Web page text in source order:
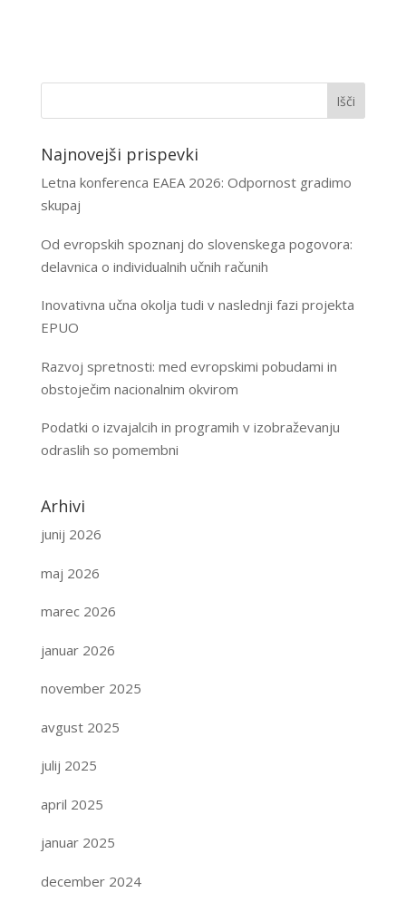
Najnovejši prispevki
Letna konferenca EAEA 2026: Odpornost gradimo
skupaj
Od evropskih spoznanj do slovenskega pogovora:
delavnica o individualnih učnih računih
Inovativna učna okolja tudi v naslednji fazi projekta
EPUO
Razvoj spretnosti: med evropskimi pobudami in
obstoječim nacionalnim okvirom
Podatki o izvajalcih in programih v izobraževanju
odraslih so pomembni
Arhivi
junij 2026
maj 2026
marec 2026
januar 2026
november 2025
avgust 2025
julij 2025
april 2025
januar 2025
december 2024